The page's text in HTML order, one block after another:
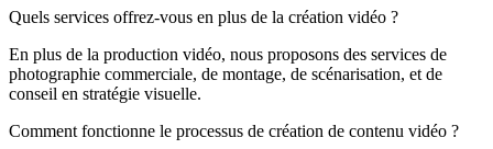
Quels services offrez-vous en plus de la création vidéo ?
En plus de la production vidéo, nous proposons des services de
photographie commerciale, de montage, de scénarisation, et de
conseil en stratégie visuelle.
Comment fonctionne le processus de création de contenu vidéo ?